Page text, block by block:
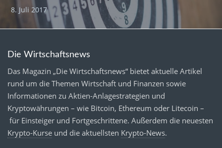
8. Juli 2017
Die Wirtschaftsnews
Das Magazin „Die Wirtschaftsnews“ bietet aktuelle Artikel
rund um die Themen Wirtschaft und Finanzen sowie
Informationen zu Aktien-Anlagestrategien und
Kryptowährungen – wie Bitcoin, Ethereum oder Litecoin –
für Einsteiger und Fortgeschrittene. Außerdem die neuesten
Krypto-Kurse und die aktuellsten Krypto-News.